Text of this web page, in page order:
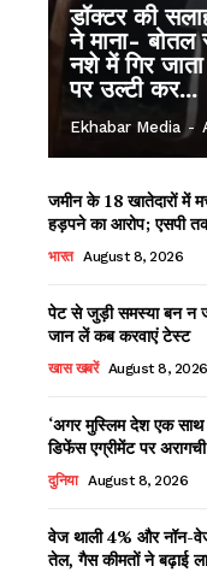
डॉक्टर की
ने माना-
नशे में गिर
पर उल्टी कर...
Ekhabar Media -
जमीन के 18 खातेदारों में
हड़पने का आरोप; एसपी
भारत August 8, 2026
पेट से जुड़ी समस्या बन न
जान लें कब करवाएं टेस्ट
खास खबरें August 8, 2026
‘अगर मुस्लिम देश एक
डिफेंस एग्रीमेंट पर
दुनिया August 8, 2026
वेज थाली 4% और नॉन-
तेल, गैस कीमतों ने बढ़ाई